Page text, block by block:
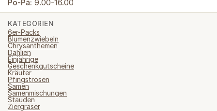
Po-Pá: 9.00-16.00
KATEGORIEN
6er-Packs
Blumenzwiebeln
Chrysanthemen
Dahlien
Einjährige
Geschenkgutscheine
Kräuter
Pfingstrosen
Samen
Samenmischungen
Stauden
Ziergräser